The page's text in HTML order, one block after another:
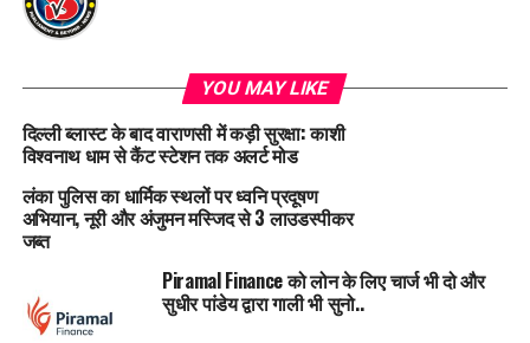
YOU MAY LIKE
दिल्ली ब्लास्ट के बाद वाराणसी में कड़ी सुरक्षा: काशी
विश्वनाथ धाम से कैंट स्टेशन तक अलर्ट मोड
लंका पुलिस का धार्मिक स्थलों पर ध्वनि प्रदूषण
अभियान, नूरी और अंजुमन मस्जिद से 3 लाउडस्पीकर
जब्त
Piramal Finance को लोन के लिए चार्ज भी दो और
सुधीर पांडेय द्वारा गाली भी सुनो..